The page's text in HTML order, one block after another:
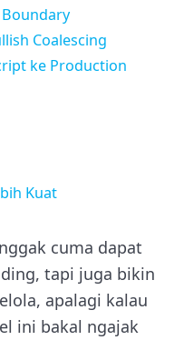
Coalescing
ke Production
Kuat
cuma dapat
tapi juga bikin
apalagi kalau
ini bakal ngajak